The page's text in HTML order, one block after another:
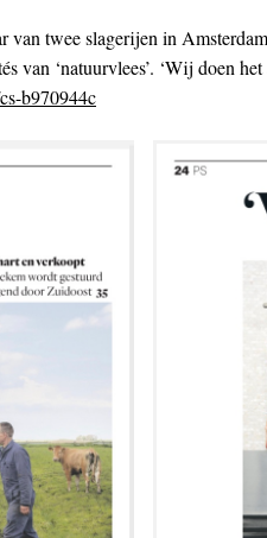
van twee slagerijen in
van ‘natuurvlees’. ‘Wij doen
b970944c